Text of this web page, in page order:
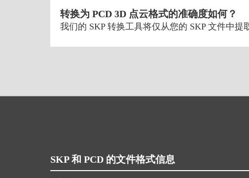
转换为 PCD 3D 点云格式的准确度如何？
我们的 SKP 转换工具将仅从您的 SKP 文件中提
SKP 和 PCD 的文件格式信息